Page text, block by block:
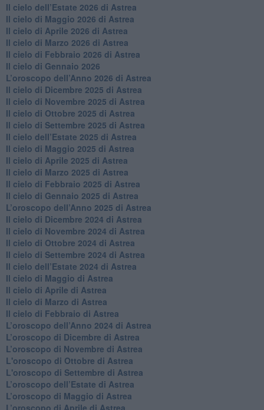
​Il cielo dell’Estate 2026 di Astrea
​Il cielo di Maggio 2026 di Astrea
​Il cielo di Aprile 2026 di Astrea
​Il cielo di Marzo 2026 di Astrea
​Il cielo di Febbraio 2026 di Astrea
Il cielo di Gennaio 2026
​L’oroscopo dell’Anno 2026 di Astrea
​Il cielo di Dicembre 2025 di Astrea
​Il cielo di Novembre 2025 di Astrea
​Il cielo di Ottobre 2025 di Astrea
Il cielo di Settembre 2025 di Astrea
Il cielo dell’Estate 2025 di Astrea
​Il cielo di Maggio 2025 di Astrea
​Il cielo di Aprile 2025 di Astrea
Il cielo di Marzo 2025 di Astrea
​Il cielo di Febbraio 2025 di Astrea
Il cielo di Gennaio 2025 di Astrea
​L’oroscopo dell’Anno 2025 di Astrea
​Il cielo di Dicembre 2024 di Astrea
Il cielo di Novembre 2024 di Astrea
​Il cielo di Ottobre 2024 di Astrea
​Il cielo di Settembre 2024 di Astrea
Il cielo dell’Estate 2024 di Astrea
Il cielo di Maggio di Astrea
Il cielo di Aprile di Astrea
​Il cielo di Marzo di Astrea
​Il cielo di Febbraio di Astrea
​L’oroscopo dell’Anno 2024 di Astrea
​L’oroscopo di Dicembre di Astrea
​L’oroscopo di Novembre di Astrea
L'oroscopo di Ottobre di Astrea
L'oroscopo di Settembre di Astrea
L’oroscopo dell’Estate di Astrea
​L’oroscopo di Maggio di Astrea
​L’oroscopo di Aprile di Astrea